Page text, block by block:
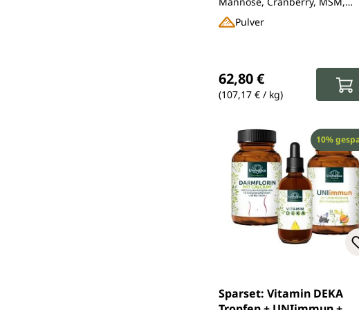
Vitaminen, Mineralstoffen und
Roter Beete
Pulver
62,80 €
(107,17 € / kg)
Rabatt
10%
Sparset: Vitamin DEKA